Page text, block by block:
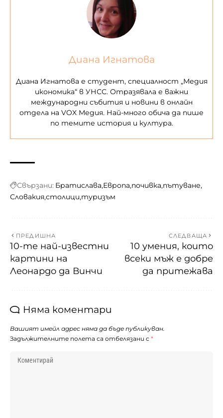
Диана Игнатова
Диана Игнатова е студент, специалност „Медия
икономика“ в УНСС. Отразявала е важни
международни събития и новини в онлайн
отдела на VOX Медия. Най-много обича да пише
по темите история и култура.
Свързани: Братислава Европа почивка пътуване
Словакия столици туризъм
ПРЕДИШНА
10-те най-известни
картини на
Леонардо да Винчи
СЛЕДВАЩА
10 умения, които
всеки мъж е добре
да притежава
Няма коментари
Вашият имейл адрес няма да бъде публикуван.
Задължителните полета са отбелязани с *